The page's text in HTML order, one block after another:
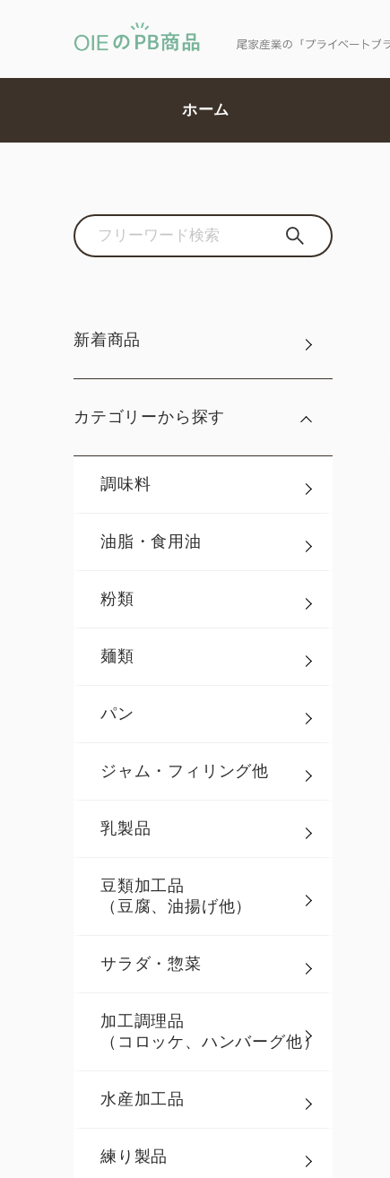
ホーム
新着商品
カテゴリーから探す
調味料
油脂・食用油
粉類
麺類
パン
ジャム・フィリング他
乳製品
豆類加工品
（豆腐、油揚げ他）
サラダ・惣菜
加工調理品
（コロッケ、ハンバーグ他）
水産加工品
練り製品